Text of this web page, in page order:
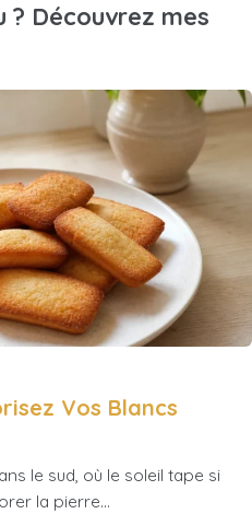
Découvrez mes
Vos Blancs
le sud, où le soleil tape si
la pierre…